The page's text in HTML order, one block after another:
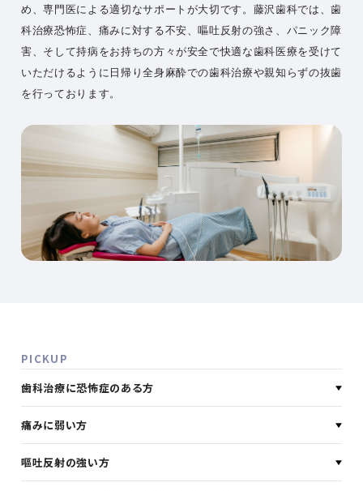
め、専門医による適切なサポートが大切です。藤沢歯科では、歯
科治療恐怖症、痛みに対する不安、嘔吐反射の強さ、パニック障
害、そして持病をお持ちの方々が安全で快適な歯科医療を受けて
いただけるように日帰り全身麻酔での歯科治療や親知らずの抜歯
を行っております。
PICKUP
歯科治療に恐怖症のある方
痛みに弱い方
嘔吐反射の強い方